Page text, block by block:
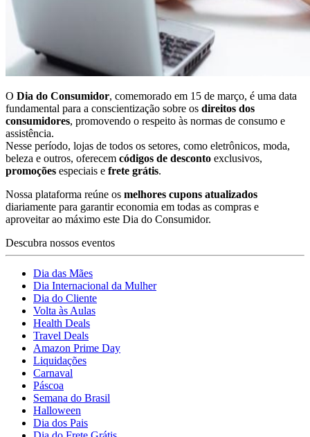
O Dia do Consumidor, comemorado em 15 de março, é uma data
fundamental para a conscientização sobre os direitos dos
consumidores, promovendo o respeito às normas de consumo e
assistência.
Nesse período, lojas de todos os setores, como eletrônicos, moda,
beleza e outros, oferecem códigos de desconto exclusivos,
promoções especiais e frete grátis.
Nossa plataforma reúne os melhores cupons atualizados
diariamente para garantir economia em todas as compras e
aproveitar ao máximo este Dia do Consumidor.
Descubra nossos eventos
Dia das Mães
Dia Internacional da Mulher
Dia do Cliente
Volta às Aulas
Health Deals
Travel Deals
Amazon Prime Day
Liquidações
Carnaval
Páscoa
Semana do Brasil
Halloween
Dia dos Pais